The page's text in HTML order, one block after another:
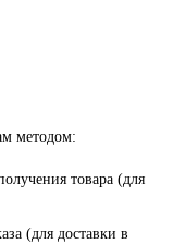
методом:
товара (для
(для доставки в